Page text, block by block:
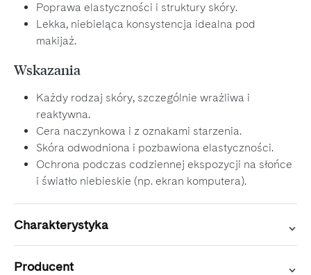
Poprawa elastyczności i struktury skóry.
Lekka, niebieląca konsystencja idealna pod
makijaż.
Wskazania
Każdy rodzaj skóry, szczególnie wrażliwa i
reaktywna.
Cera naczynkowa i z oznakami starzenia.
Skóra odwodniona i pozbawiona elastyczności.
Ochrona podczas codziennej ekspozycji na słońce
i światło niebieskie (np. ekran komputera).
Charakterystyka
Producent